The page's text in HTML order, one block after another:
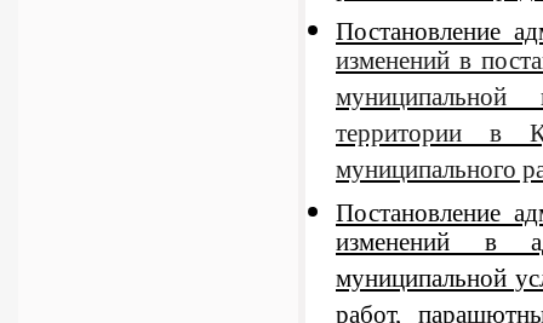
Постановление
изменений в
муниципальной
территории в
муниципального
Постановление
изменений в
муниципальной